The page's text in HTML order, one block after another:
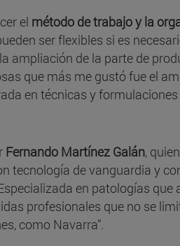
el método de trabajo y la
ser flexibles si es
ampliación de la parte de
que más me gustó fue el
en técnicas y
Fernando Martínez Galán,
tecnología de vanguardia y
en patologías que
profesionales que no se
como Navarra”.